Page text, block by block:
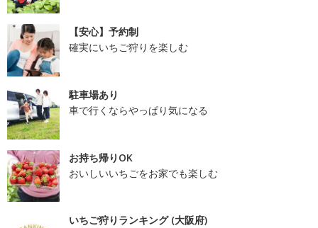
【安心】予約制
確実にいちご狩りを楽しむ
駐車場あり
車で行くならやっぱり気になる
お持ち帰りOK
おいしいいちごをお家でも楽しむ
いちご狩りランキング (大阪府)